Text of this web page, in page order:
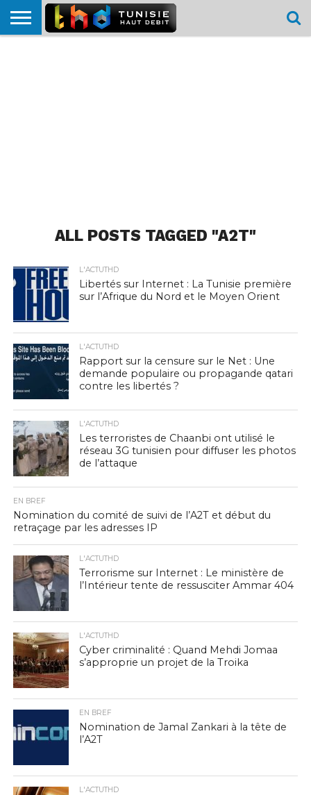
ALL POSTS TAGGED "A2T"
L'ACTUTHD
Libertés sur Internet : La Tunisie première
sur l’Afrique du Nord et le Moyen Orient
L'ACTUTHD
Rapport sur la censure sur le Net : Une
demande populaire ou propagande qatari
contre les libertés ?
L'ACTUTHD
Les terroristes de Chaanbi ont utilisé le
réseau 3G tunisien pour diffuser les photos
de l’attaque
EN BREF
Nomination du comité de suivi de l’A2T et début du
retraçage par les adresses IP
L'ACTUTHD
Terrorisme sur Internet : Le ministère de
l’Intérieur tente de ressusciter Ammar 404
L'ACTUTHD
Cyber criminalité : Quand Mehdi Jomaa
s’approprie un projet de la Troika
EN BREF
Nomination de Jamal Zankari à la tête de
l’A2T
L'ACTUTHD